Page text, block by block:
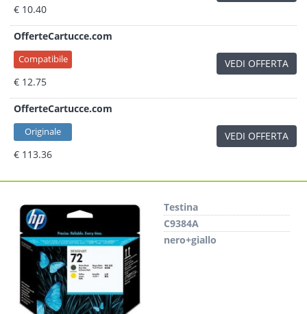
€ 10.40
OfferteCartucce.com
Compatibile
€ 12.75
VEDI OFFERTA
OfferteCartucce.com
Originale
€ 113.36
VEDI OFFERTA
Testina
C9384A
nero+giallo